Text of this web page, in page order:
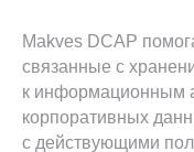
Makves DCAP
связанные с
к информационным
корпоративных
с действующими